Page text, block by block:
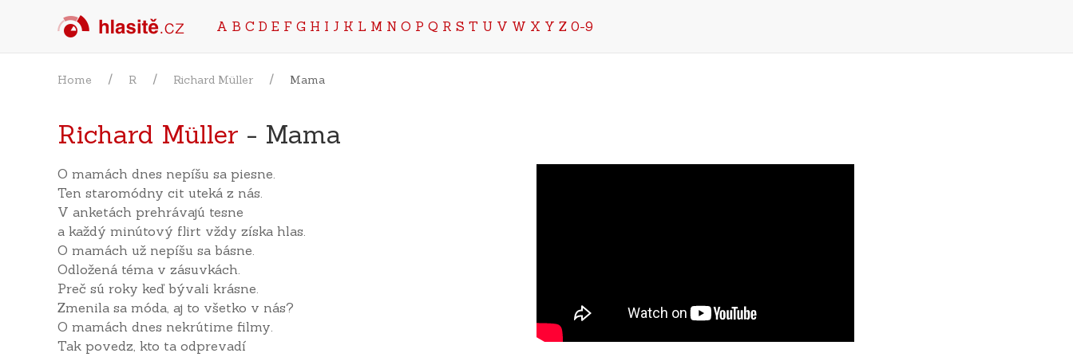
A B C D E F G H I J K L M N O P Q R S T U V W X Y Z 0-9
Home R Richard Müller Mama
Richard Müller - Mama
O mamách dnes nepíšu sa piesne.
Ten staromódny cit uteká z nás.
V anketách prehrávajú tesne
a každý minútový flirt vždy získa hlas.
O mamách už nepíšu sa básne.
Odložená téma v zásuvkách.
Preč sú roky keď bývali krásne.
Zmenila sa móda, aj to všetko v nás?
O mamách dnes nekrútime filmy.
Tak povedz, kto ta odprevadí